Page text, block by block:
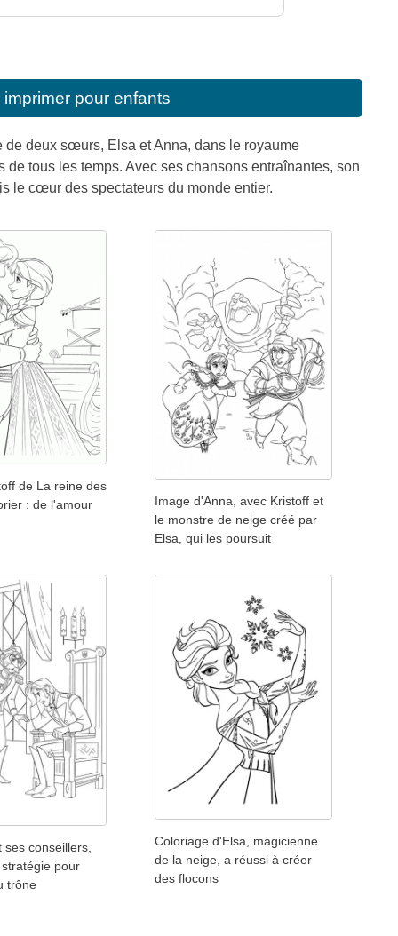
pour enfants
deux sœurs, Elsa et Anna, dans le royaume
tous les temps. Avec ses chansons entraînantes, son
le cœur des spectateurs du monde entier.
de La reine des
: de l'amour
Image d'Anna, avec Kristoff et
le monstre de neige créé par
Elsa, qui les poursuit
conseillers,
pour
trône
Coloriage d'Elsa, magicienne
de la neige, a réussi à créer
des flocons